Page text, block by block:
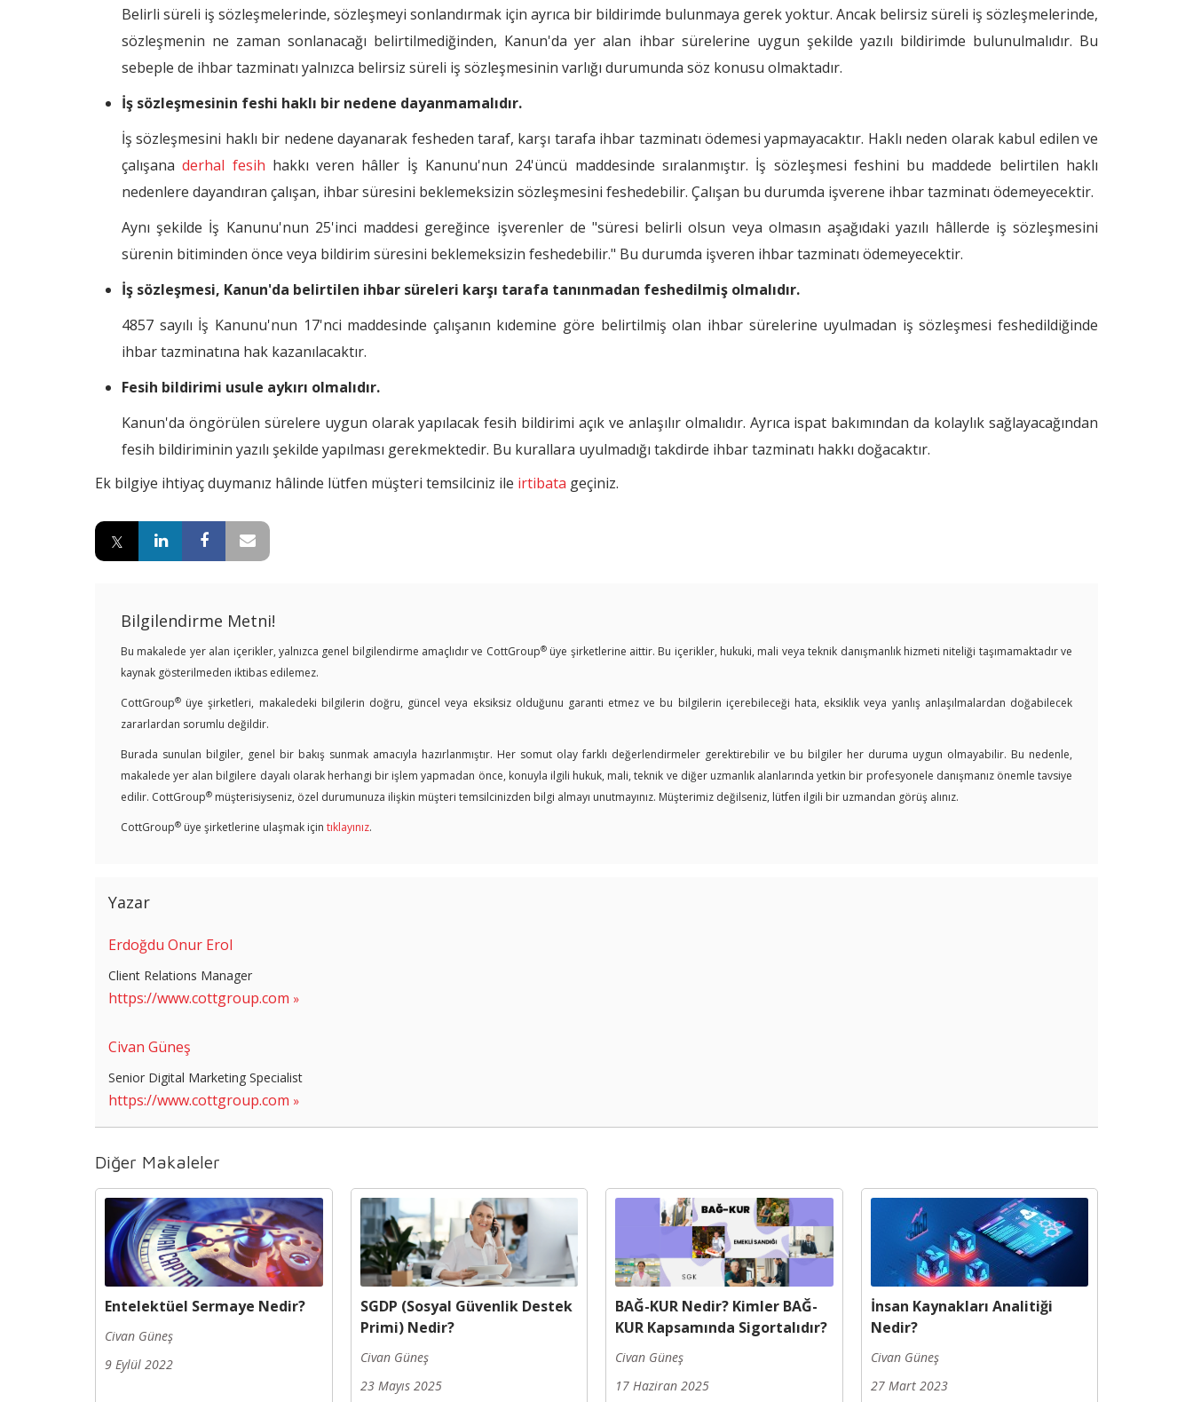
Belirli süreli iş sözleşmelerinde, sözleşmeyi sonlandırmak için ayrıca bir bildirimde bulunmaya gerek yoktur. Ancak belirsiz süreli iş sözleşmelerinde,
sözleşmenin ne zaman sonlanacağı belirtilmediğinden, Kanun'da yer alan ihbar sürelerine uygun şekilde yazılı bildirimde bulunulmalıdır. Bu
sebeple de ihbar tazminatı yalnızca belirsiz süreli iş sözleşmesinin varlığı durumunda söz konusu olmaktadır.
İş sözleşmesinin feshi haklı bir nedene dayanmamalıdır.
İş sözleşmesini haklı bir nedene dayanarak fesheden taraf, karşı tarafa ihbar tazminatı ödemesi yapmayacaktır. Haklı neden olarak kabul edilen ve
çalışanaderhal fesih hakkı veren hâller İş Kanunu'nun 24'üncü maddesinde sıralanmıştır. İş sözleşmesi feshini bu maddede belirtilen haklı
nedenlere dayandıran çalışan, ihbar süresini beklemeksizin sözleşmesini feshedebilir. Çalışan bu durumda işverene ihbar tazminatı ödemeyecektir.
Aynı şekilde İş Kanunu'nun 25'inci maddesi gereğince işverenler de "süresi belirli olsun veya olmasın aşağıdaki yazılı hâllerde iş sözleşmesini
sürenin bitiminden önce veya bildirim süresini beklemeksizin feshedebilir." Bu durumda işveren ihbar tazminatı ödemeyecektir.
İş sözleşmesi, Kanun'da belirtilen ihbar süreleri karşı tarafa tanınmadan feshedilmiş olmalıdır.
4857 sayılı İş Kanunu'nun 17'nci maddesinde çalışanın kıdemine göre belirtilmiş olan ihbar sürelerine uyulmadan iş sözleşmesi feshedildiğinde
ihbar tazminatına hak kazanılacaktır.
Fesih bildirimi usule aykırı olmalıdır.
Kanun'da öngörülen sürelere uygun olarak yapılacak fesih bildirimi açık ve anlaşılır olmalıdır. Ayrıca ispat bakımından da kolaylık sağlayacağından
fesih bildiriminin yazılı şekilde yapılması gerekmektedir. Bu kurallara uyulmadığı takdirde ihbar tazminatı hakkı doğacaktır.
Ek bilgiye ihtiyaç duymanız hâlinde lütfen müşteri temsilciniz ile irtibata geçiniz.
Bilgilendirme Metni!
Bu makalede yer alan içerikler, yalnızca genel bilgilendirme amaçlıdır ve CottGroup®üye şirketlerine aittir. Bu içerikler, hukuki, mali veya teknik danışmanlık hizmeti niteliği taşımamaktadır ve
kaynak gösterilmeden iktibas edilemez.
CottGroup® üye şirketleri, makaledeki bilgilerin doğru, güncel veya eksiksiz olduğunu garanti etmez ve bu bilgilerin içerebileceği hata, eksiklik veya yanlış anlaşılmalardan doğabilecek
zararlardan sorumlu değildir.
Burada sunulan bilgiler, genel bir bakış sunmak amacıyla hazırlanmıştır. Her somut olay farklı değerlendirmeler gerektirebilir ve bu bilgiler her duruma uygun olmayabilir. Bu nedenle,
makalede yer alan bilgilere dayalı olarak herhangi bir işlem yapmadan önce, konuyla ilgili hukuk, mali, teknik ve diğer uzmanlık alanlarında yetkin bir profesyonele danışmanız önemle tavsiye
edilir. CottGroup® müşterisiyseniz, özel durumunuza ilişkin müşteri temsilcinizden bilgi almayı unutmayınız. Müşterimiz değilseniz, lütfen ilgili bir uzmandan görüş alınız.
CottGroup® üye şirketlerine ulaşmak için tıklayınız.
Yazar
Erdoğdu Onur Erol
Client Relations Manager
https://www.cottgroup.com
Civan Güneş
Senior Digital Marketing Specialist
https://www.cottgroup.com
Diğer Makaleler
Entelektüel Sermaye Nedir?
Civan Güneş
9 Eylül 2022
SGDP (Sosyal Güvenlik Destek
Primi) Nedir?
Civan Güneş
23 Mayıs 2025
BAĞ-KUR Nedir? Kimler BAĞ-
KUR Kapsamında Sigortalıdır?
Civan Güneş
17 Haziran 2025
İnsan Kaynakları Analitiği
Nedir?
Civan Güneş
27 Mart 2023